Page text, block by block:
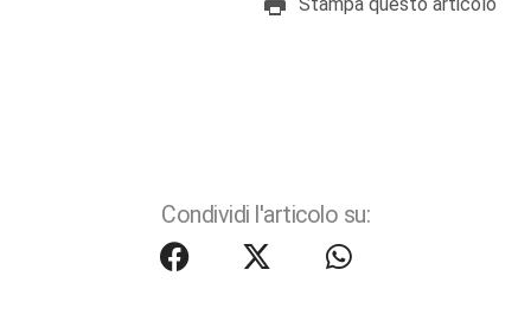
Stampa questo articolo
Condividi l'articolo su: